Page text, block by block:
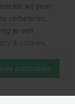
wij geen
verbeteren.
je een
& cookies
accepteren